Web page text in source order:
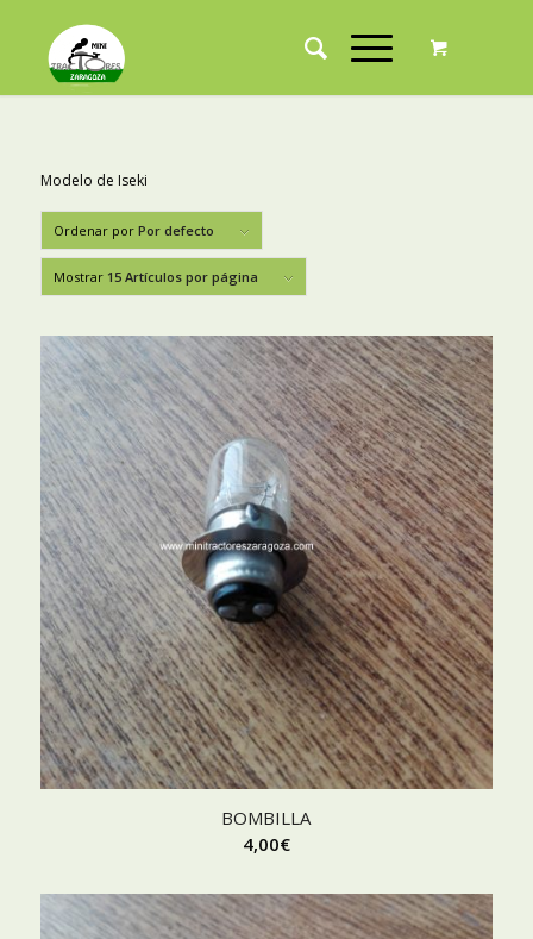
Modelo de Iseki
Ordenar por Por defecto
Mostrar 15 Artículos por página
BOMBILLA
4,00€